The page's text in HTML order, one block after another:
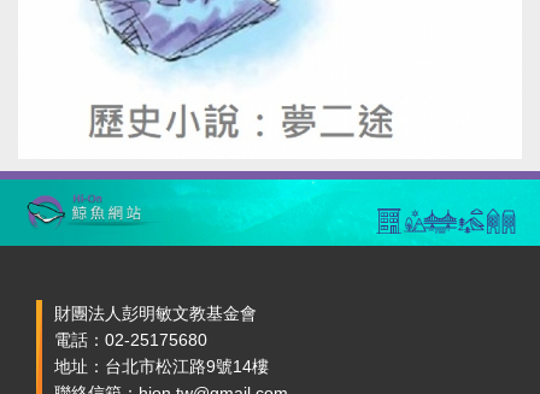
財團法人彭明敏文教基金會
電話：02-25175680
地址：台北市松江路9號14樓